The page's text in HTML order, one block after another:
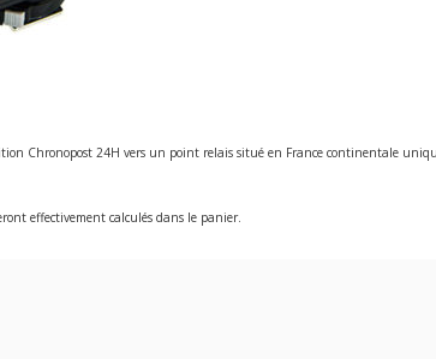
Chronopost 24H vers un point relais situé en France continentale
effectivement calculés dans le panier.